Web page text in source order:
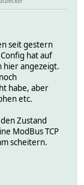
seit gestern
hat auf
hier angezeigt.
habe, aber
etc.
Zustand
ModBus TCP
scheitern.